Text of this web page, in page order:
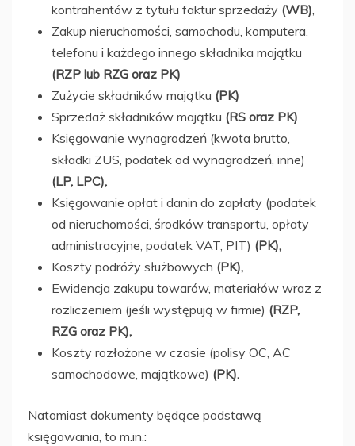
kontrahentów z tytułu faktur sprzedaży (WB)
Zakup nieruchomości, samochodu, komputera,
telefonu i każdego innego składnika majątku
(RZP lub RZG oraz PK)
Zużycie składników majątku (PK)
Sprzedaż składników majątku (RS oraz PK)
Księgowanie wynagrodzeń (kwota brutto,
składki ZUS, podatek od wynagrodzeń, inne)
(LP, LPC),
Księgowanie opłat i danin do zapłaty (podatek
od nieruchomości, środków transportu, opłaty
administracyjne, podatek VAT, PIT) (PK),
Koszty podróży służbowych (PK),
Ewidencja zakupu towarów, materiałów wraz z
rozliczeniem (jeśli występują w firmie) (RZP,
RZG oraz PK),
Koszty rozłożone w czasie (polisy OC, AC
samochodowe, majątkowe) (PK).
Natomiast dokumenty będące podstawą
księgowania, to m.in.: